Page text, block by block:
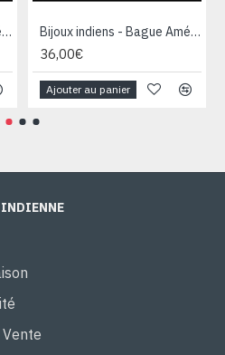
Bijoux indiens - Bague Améthyste, Grenat, Topaze et citrine Bijoux indiens - Bague Améthyste, Péridot, Topaze et Citrine
36,00€
Ajouter au panier